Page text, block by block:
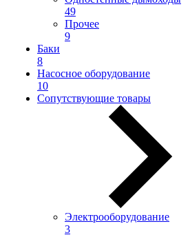
49
Прочее
9
Баки
8
Насосное оборудование
10
Сопутствующие товары
Электрооборудование
3